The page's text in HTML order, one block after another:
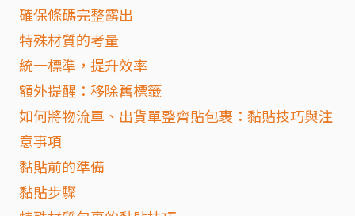
確保條碼完整露出
特殊材質的考量
統一標準，提升效率
額外提醒：移除舊標籤
如何將物流單、出貨單整齊貼包裹：黏貼技巧與注
意事項
黏貼前的準備
黏貼步驟